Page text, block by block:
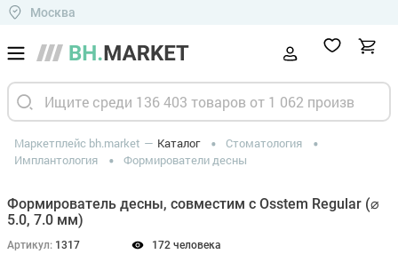
Москва
Маркетплейс bh.market Каталог
Стоматология
Имплантология
Формирователи десны
Формирователь десны, совместим с Osstem Regular (⌀
5.0, 7.0 мм)
Артикул: 1317 172 человека